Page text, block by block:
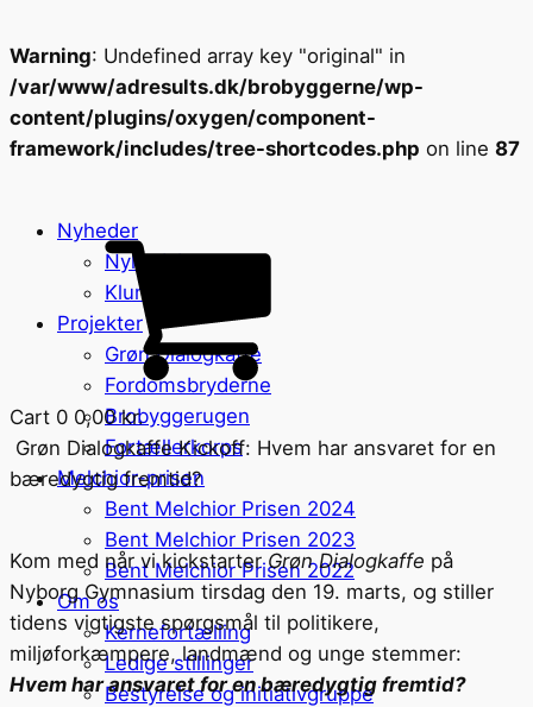
Warning: Undefined array key "original" in
/var/www/adresults.dk/brobyggerne/wp-
content/plugins/oxygen/component-
framework/includes/tree-shortcodes.php on line 87
Nyheder
Nyhedsbreve
Klummer
Projekter
Grøn Dialogkaffe
Fordomsbryderne
Brobyggerugen
Fortællerkorps
Melchior-prisen
Bent Melchior Prisen 2024
Bent Melchior Prisen 2023
Bent Melchior Prisen 2022
Om os
Kernefortælling
Ledige stillinger
Bestyrelse og initiativgruppe
Cart 0 0,00kr.
Grøn Dialogkaffe Kickoff: Hvem har ansvaret for en
bæredygtig fremtid?
Kom med når vi kickstarterGrøn Dialogkaffe på
Nyborg Gymnasium tirsdag den 19. marts, og stiller
tidens vigtigste spørgsmål til politikere,
miljøforkæmpere, landmænd og unge stemmer:
Hvem har ansvaret for en bæredygtig fremtid?